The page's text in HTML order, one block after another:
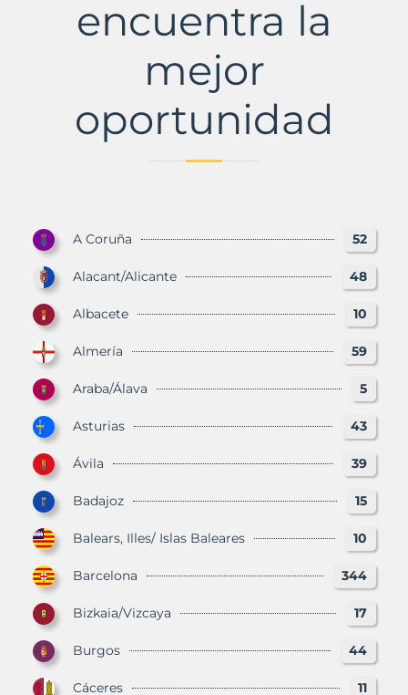
encuentra la
mejor
oportunidad
A Coruña 52
Alacant/Alicante 48
Albacete 10
Almería 59
Araba/Álava 5
Asturias 43
Ávila 39
Badajoz 15
Balears, Illes/ Islas Baleares 10
Barcelona 344
Bizkaia/Vizcaya 17
Burgos 44
Cáceres 11